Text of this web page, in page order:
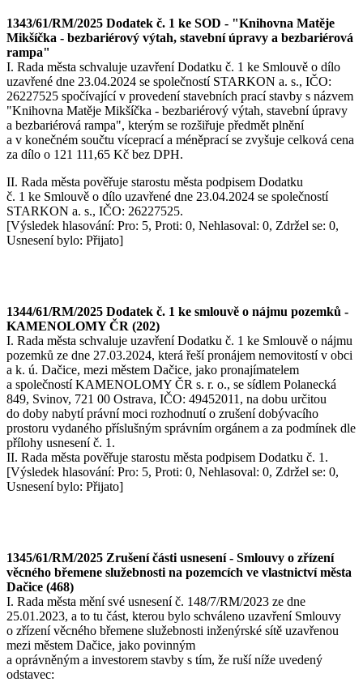
1343/61/RM/2025 Dodatek č. 1 ke SOD - "Knihovna Matěje
Mikšíčka - bezbariérový výtah, stavební úpravy a bezbariérová
rampa"
I. Rada města schvaluje uzavření Dodatku č. 1 ke Smlouvě o dílo
uzavřené dne 23.04.2024 se společností STARKON a. s., IČO:
26227525 spočívající v provedení stavebních prací stavby s názvem
"Knihovna Matěje Mikšíčka - bezbariérový výtah, stavební úpravy
a bezbariérová rampa", kterým se rozšiřuje předmět plnění
a v konečném součtu víceprací a méněprací se zvyšuje celková cena
za dílo o 121 111,65 Kč bez DPH.
II. Rada města pověřuje starostu města podpisem Dodatku
č. 1 ke Smlouvě o dílo uzavřené dne 23.04.2024 se společností
STARKON a. s., IČO: 26227525.
[Výsledek hlasování: Pro: 5, Proti: 0, Nehlasoval: 0, Zdržel se: 0,
Usnesení bylo: Přijato]
1344/61/RM/2025 Dodatek č. 1 ke smlouvě o nájmu pozemků -
KAMENOLOMY ČR (202)
I. Rada města schvaluje uzavření Dodatku č. 1 ke Smlouvě o nájmu
pozemků ze dne 27.03.2024, která řeší pronájem nemovitostí v obci
a k. ú. Dačice, mezi městem Dačice, jako pronajímatelem
a společností KAMENOLOMY ČR s. r. o., se sídlem Polanecká
849, Svinov, 721 00 Ostrava, IČO: 49452011, na dobu určitou
do doby nabytí právní moci rozhodnutí o zrušení dobývacího
prostoru vydaného příslušným správním orgánem a za podmínek dle
přílohy usnesení č. 1.
II. Rada města pověřuje starostu města podpisem Dodatku č. 1.
[Výsledek hlasování: Pro: 5, Proti: 0, Nehlasoval: 0, Zdržel se: 0,
Usnesení bylo: Přijato]
1345/61/RM/2025 Zrušení části usnesení - Smlouvy o zřízení
věcného břemene služebnosti na pozemcích ve vlastnictví města
Dačice (468)
I. Rada města mění své usnesení č. 148/7/RM/2023 ze dne
25.01.2023, a to tu část, kterou bylo schváleno uzavření Smlouvy
o zřízení věcného břemene služebnosti inženýrské sítě uzavřenou
mezi městem Dačice, jako povinným
a oprávněným a investorem stavby s tím, že ruší níže uvedený
odstavec: